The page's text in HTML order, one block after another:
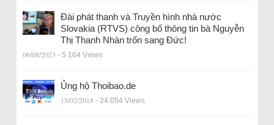
Đài phát thanh và Truyền hình nhà nước
Slovakia (RTVS) công bố thông tin bà Nguyễn
Thị Thanh Nhàn trốn sang Đức!
06/08/2023 - 5.164 Views
Ủng hộ Thoibao.de
15/02/2018 - 24.054 Views